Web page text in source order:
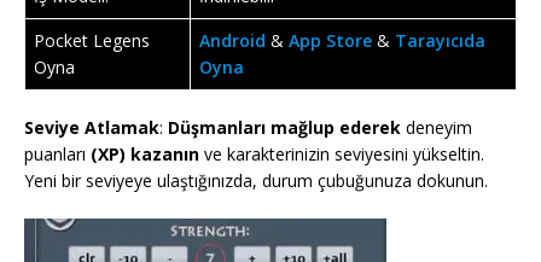
Pocket Legens
Oyna
Android & App Store & Tarayıcıda
Oyna
Seviye Atlamak: Düşmanları mağlup ederek deneyim
puanları (XP) kazanın ve karakterinizin seviyesini yükseltin.
Yeni bir seviyeye ulaştığınızda, durum çubuğunuza dokunun.